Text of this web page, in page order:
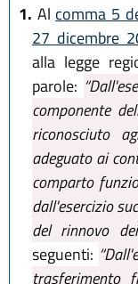
1. Al comma 5
27 dicembre
alla legge
parole:
componente
riconosciuto
adeguato ai
comparto
dall'esercizio
del rinnovo
seguenti:
trasferimento